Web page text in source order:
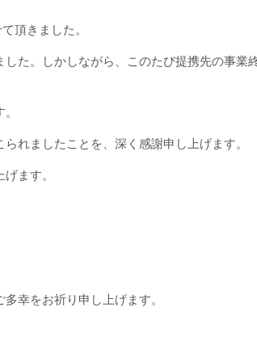
頂きました。
た。しかしながら、このたび提携先の事業
れましたことを、深く感謝申し上げます。
ます。
幸をお祈り申し上げます。